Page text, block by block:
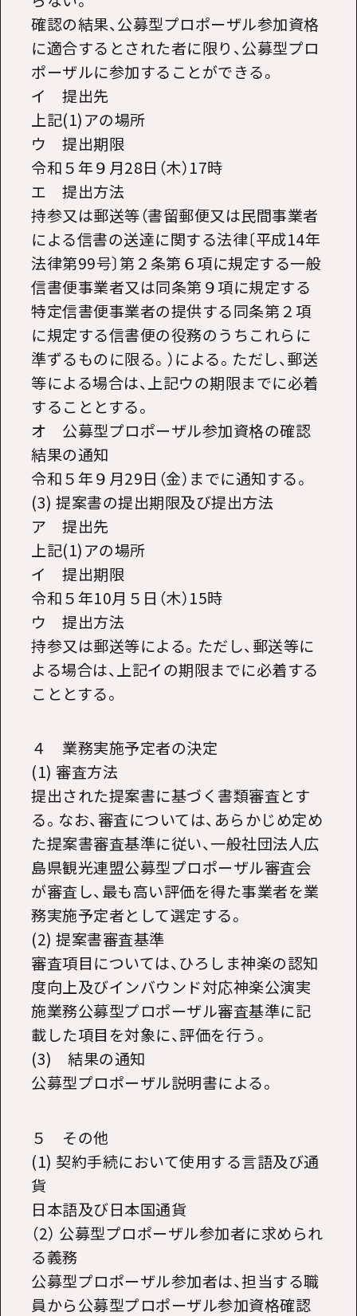
確認の結果、公募型プロポーザル参加資格
に適合するとされた者に限り、公募型プロ
ポーザルに参加することができる。
イ 提出先
上記(1)アの場所
ウ 提出期限
令和５年９月28日（木）17時
エ 提出方法
持参又は郵送等（書留郵便又は民間事業者
による信書の送達に関する法律〔平成14年
法律第99号〕第２条第６項に規定する一般
信書便事業者又は同条第９項に規定する
特定信書便事業者の提供する同条第２項
に規定する信書便の役務のうちこれらに
準ずるものに限る。）による。ただし、郵送
等による場合は、上記ウの期限までに必着
することとする。
オ 公募型プロポーザル参加資格の確認
結果の通知
令和５年９月29日（金）までに通知する。
(3) 提案書の提出期限及び提出方法
ア 提出先
上記(1)アの場所
イ 提出期限
令和５年10月５日（木）15時
ウ 提出方法
持参又は郵送等による。ただし、郵送等に
よる場合は、上記イの期限までに必着する
こととする。
４ 業務実施予定者の決定
(1) 審査方法
提出された提案書に基づく書類審査とす
る。なお、審査については、あらかじめ定め
た提案書審査基準に従い、一般社団法人広
島県観光連盟公募型プロポーザル審査会
が審査し、最も高い評価を得た事業者を業
務実施予定者として選定する。
(2) 提案書審査基準
審査項目については、ひろしま神楽の認知
度向上及びインバウンド対応神楽公演実
施業務公募型プロポーザル審査基準に記
載した項目を対象に、評価を行う。
(3) 結果の通知
公募型プロポーザル説明書による。
５ その他
(1) 契約手続において使用する言語及び通
貨
日本語及び日本国通貨
（2） 公募型プロポーザル参加者に求められ
る義務
公募型プロポーザル参加者は、担当する職
員から公募型プロポーザル参加資格確認